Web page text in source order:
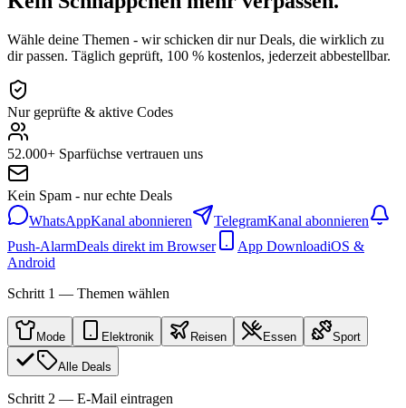
Wähle deine Themen - wir schicken dir nur Deals, die wirklich zu
dir passen. Täglich geprüft, 100 % kostenlos, jederzeit abbestellbar.
Nur geprüfte & aktive Codes
52.000+ Sparfüchse vertrauen uns
Kein Spam - nur echte Deals
WhatsAppKanal abonnieren TelegramKanal abonnieren
Push-AlarmDeals direkt im Browser App DownloadiOS &
Android
Schritt 1 — Themen wählen
Mode Elektronik Reisen Essen Sport
Alle Deals
Schritt 2 — E-Mail eintragen